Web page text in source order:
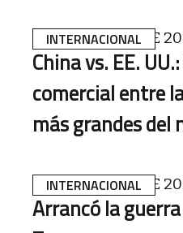
INTERNACIONAL
4 DE FEBRERO DE
China vs. EE.
comercial entre
más grandes del
INTERNACIONAL
3 DE FEBRERO DE
Arrancó la